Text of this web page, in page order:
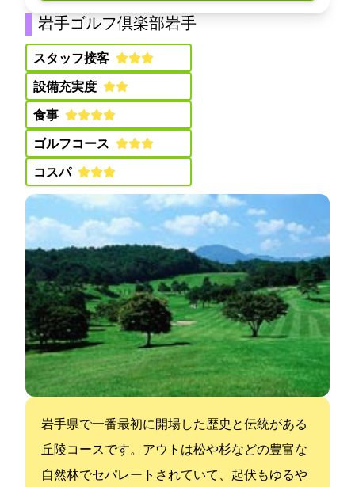
岩手ゴルフ倶楽部(岩手GC)
スタッフ接客:
設備充実度:
食事:
ゴルフコース:
コスパ:
岩手県で一番最初に開場した歴史と伝統がある
丘陵コースです。アウトは松や杉などの豊富な
自然林でセパレートされていて、起伏もゆるや